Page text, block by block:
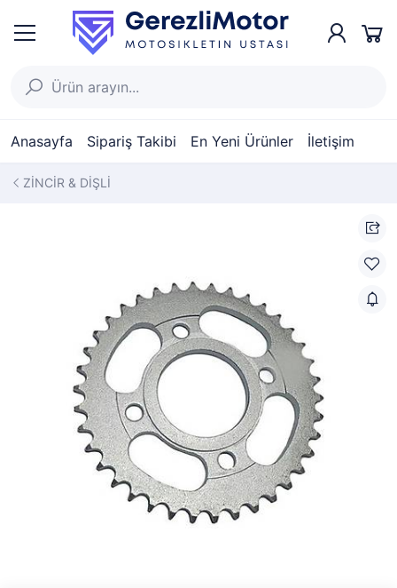
Anasayfa Sipariş Takibi En Yeni Ürünler İletişim
ZİNCİR & DİŞLİ